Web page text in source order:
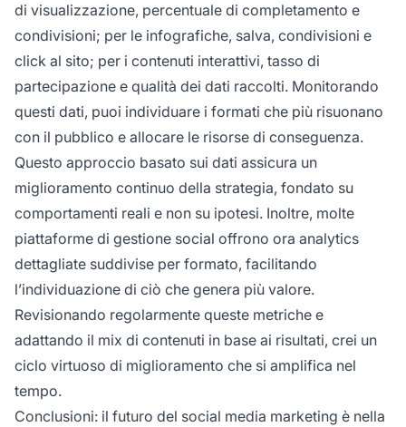
di visualizzazione, percentuale di completamento e
condivisioni; per le infografiche, salva, condivisioni e
click al sito; per i contenuti interattivi, tasso di
partecipazione e qualità dei dati raccolti. Monitorando
questi dati, puoi individuare i formati che più risuonano
con il pubblico e allocare le risorse di conseguenza.
Questo approccio basato sui dati assicura un
miglioramento continuo della strategia, fondato su
comportamenti reali e non su ipotesi. Inoltre, molte
piattaforme di gestione social offrono ora analytics
dettagliate suddivise per formato, facilitando
l’individuazione di ciò che genera più valore.
Revisionando regolarmente queste metriche e
adattando il mix di contenuti in base ai risultati, crei un
ciclo virtuoso di miglioramento che si amplifica nel
tempo.
Conclusioni: il futuro del social media marketing è nella